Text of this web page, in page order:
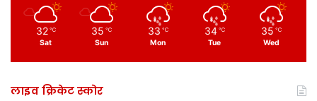
32 ℃
Sat
35 ℃
Sun
33 ℃
Mon
34 ℃
Tue
35 ℃
Wed
लाइव क्रिकेट स्कोर